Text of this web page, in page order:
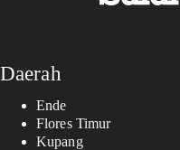
Daerah
Ende
Flores Timur
Kupang